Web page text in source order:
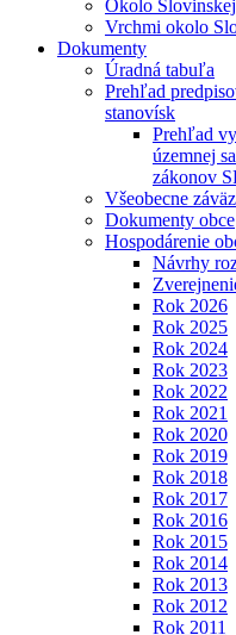
Okolo
Vrchmi okolo
Dokumenty
Úradná tabuľa
Prehľad
stanovísk
Prehľad
územnej
zákonov
Všeobecne
Dokumenty obce
Hospodárenie
Návrhy
Rok 2026
Rok 2025
Rok 2024
Rok 2023
Rok 2022
Rok 2021
Rok 2020
Rok 2019
Rok 2018
Rok 2017
Rok 2016
Rok 2015
Rok 2014
Rok 2013
Rok 2012
Rok 2011